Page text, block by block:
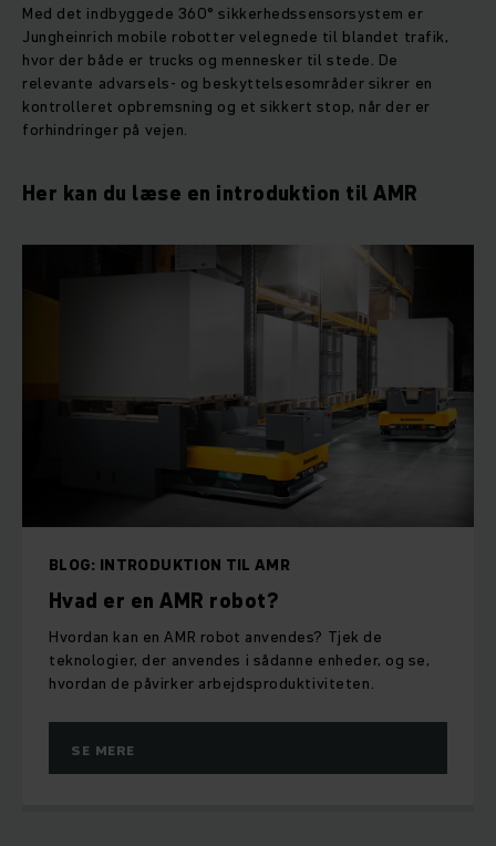
Med det indbyggede 360° sikkerhedssensorsystem er
Jungheinrich mobile robotter velegnede til blandet trafik,
hvor der både er trucks og mennesker til stede. De
relevante advarsels- og beskyttelsesområder sikrer en
kontrolleret opbremsning og et sikkert stop, når der er
forhindringer på vejen.
Her kan du læse en introduktion til AMR
BLOG: INTRODUKTION TIL AMR
Hvad er en AMR robot?
Hvordan kan en AMR robot anvendes? Tjek de
teknologier, der anvendes i sådanne enheder, og se,
hvordan de påvirker arbejdsproduktiviteten.
SE MERE